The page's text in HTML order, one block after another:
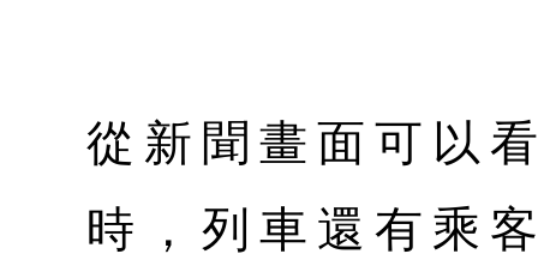
從新聞畫面可以
時，列車還有乘